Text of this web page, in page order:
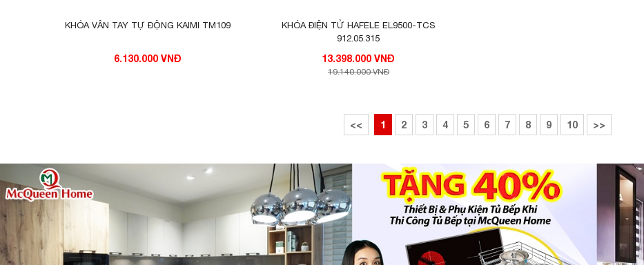
Khóa vân tay Hafele 912.20.260 (màu đen mờ)chắc chắn sẽ khiến bạn hài lòng về chất lượng cũng như
KHÓA VÂN TAY TỰ ĐỘNG KAIMI TM109
6.130.000 VNĐ
KHÓA ĐIỆN TỬ HAFELE EL9500-TCS
912.05.315
13.398.000 VNĐ
19.140.000 VNĐ
<< 1 2 3 4 5 6 7 8 9 10 >>